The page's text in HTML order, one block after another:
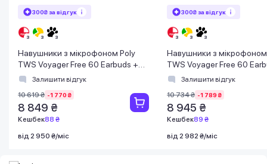
300₴ за відгук
Навушники з мікрофоном Poly
TWS Voyager Free 60 Earbuds +
BT700A + BCHC Black
Залишити відгук
10 619 ₴ -1 770 ₴
8 849 ₴
Кешбек88 ₴
від 2 950 ₴/міс
300₴ за відгук
Навушники з
TWS Voyager Free 60
BT700C + BCHC White
Залишити відгук
10 734 ₴ -1 789 ₴
8 945 ₴
Кешбек89 ₴
від 2 982 ₴/міс